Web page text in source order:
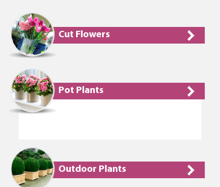
Cut Flowers
Pot Plants
Outdoor Plants